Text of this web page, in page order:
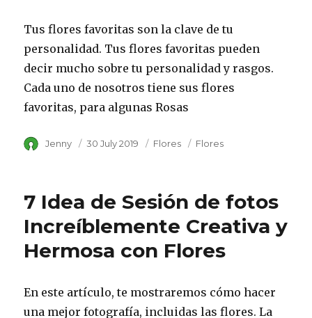
Tus flores favoritas son la clave de tu
personalidad. Tus flores favoritas pueden
decir mucho sobre tu personalidad y rasgos.
Cada uno de nosotros tiene sus flores
favoritas, para algunas Rosas
Author
Jenny
Posted
30 July 2019 Category
Flores Tags
Flores
7 Idea de Sesión de fotos
Increíblemente Creativa y
Hermosa con Flores
En este artículo, te mostraremos cómo hacer
una mejor fotografía, incluidas las flores. La